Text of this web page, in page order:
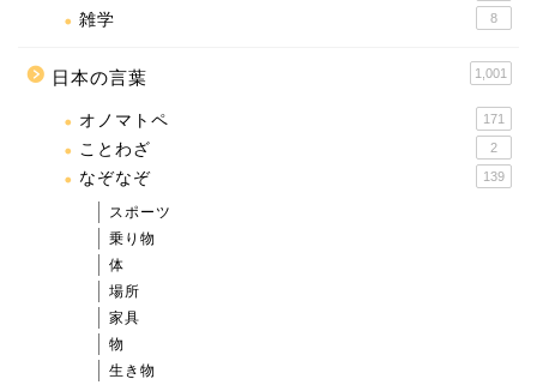
雑学
8
日本の言葉 1,001
オノマトペ 171
ことわざ 2
なぞなぞ 139
スポーツ
乗り物
体
場所
家具
物
生き物